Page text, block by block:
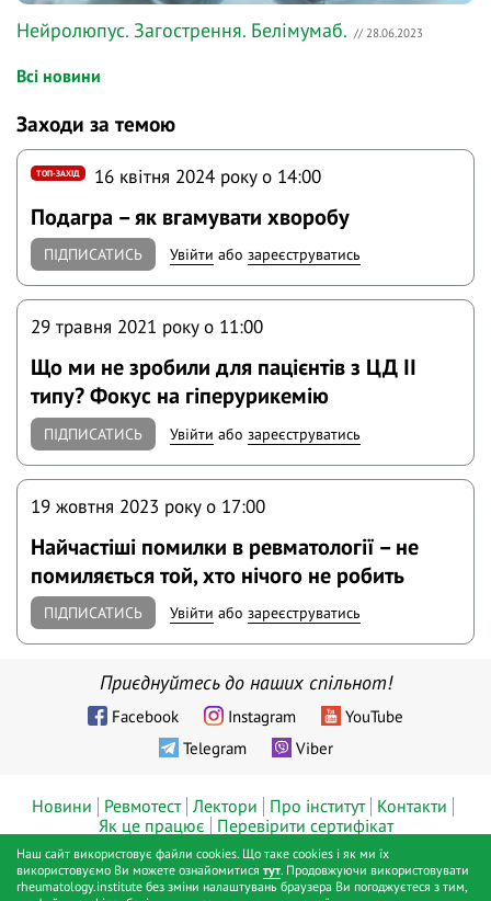
Нейролюпус. Загострення. Белімумаб. // 28.06.2023
Всі новини
Заходи за темою
ТОП-ЗАХІД 16 квітня 2024 року o 14:00
Подагра – як вгамувати хворобу
ПІДПИСАТИСЬ Увійти абозареєструватись
29 травня 2021 року o 11:00
Що ми не зробили для пацієнтів з ЦД ІІ
типу? Фокус на гіперурикемію
ПІДПИСАТИСЬ Увійти абозареєструватись
19 жовтня 2023 року o 17:00
Найчастіші помилки в ревматології – не
помиляється той, хто нічого не робить
ПІДПИСАТИСЬ Увійти абозареєструватись
Приєднуйтесь до наших спільнот!
Facebook Instagram
YouTube
Telegram
Viber
Новини Ревмотест Лектори Про інститут Контакти
Як це працює
Перевірити сертифікат
© ТОВ «Діджитал хелс», Інститут ревматології™, Київ, 2019 - 2026
pp.
Наш сайт використовує файли cookies. Що таке cookies і як ми їх
використовуємо Ви можете ознайомитися тут. Продовжуючи використовувати
rheumatology.institute без зміни налаштувань браузера Ви погоджуєтеся з тим,